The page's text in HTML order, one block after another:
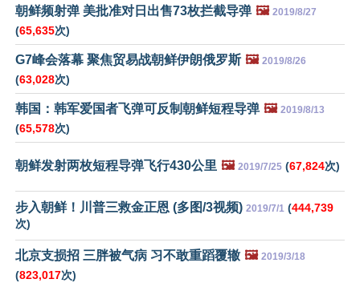
朝鲜频射弹 美批准对日出售73枚拦截导弹 🖼️ 2019/8/27
(65,635次)
G7峰会落幕 聚焦贸易战朝鲜伊朗俄罗斯 🖼️ 2019/8/26
(63,028次)
韩国：韩军爱国者飞弹可反制朝鲜短程导弹 🖼️ 2019/8/13
(65,578次)
朝鲜发射两枚短程导弹飞行430公里 🖼️ 2019/7/25 (67,824次)
步入朝鲜！川普三救金正恩 (多图/3视频) 2019/7/1 (444,739
次)
北京支损招 三胖被气病 习不敢重蹈覆辙 🖼️ 2019/3/18
(823,017次)